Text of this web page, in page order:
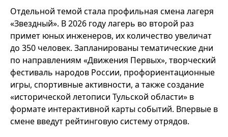
Отдельной темой стала профильная смена лагеря
«Звездный». В 2026 году лагерь во второй раз
примет юных инженеров, их количество увеличат
до 350 человек. Запланированы тематические дни
по направлениям «Движения Первых», творческий
фестиваль народов России, профориентационные
игры, спортивные активности, а также создание
«исторической летописи Тульской области» в
формате интерактивной карты событий. Впервые в
смене введут рейтинговую систему отрядов.